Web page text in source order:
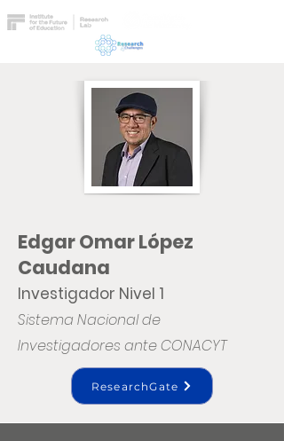
Edgar Omar López
Caudana
Investigador Nivel 1
Sistema Nacional de
Investigadores ante CONACYT
ResearchGate